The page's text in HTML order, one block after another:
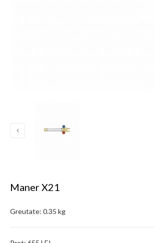
Maner X21
Greutate: 0.35 kg